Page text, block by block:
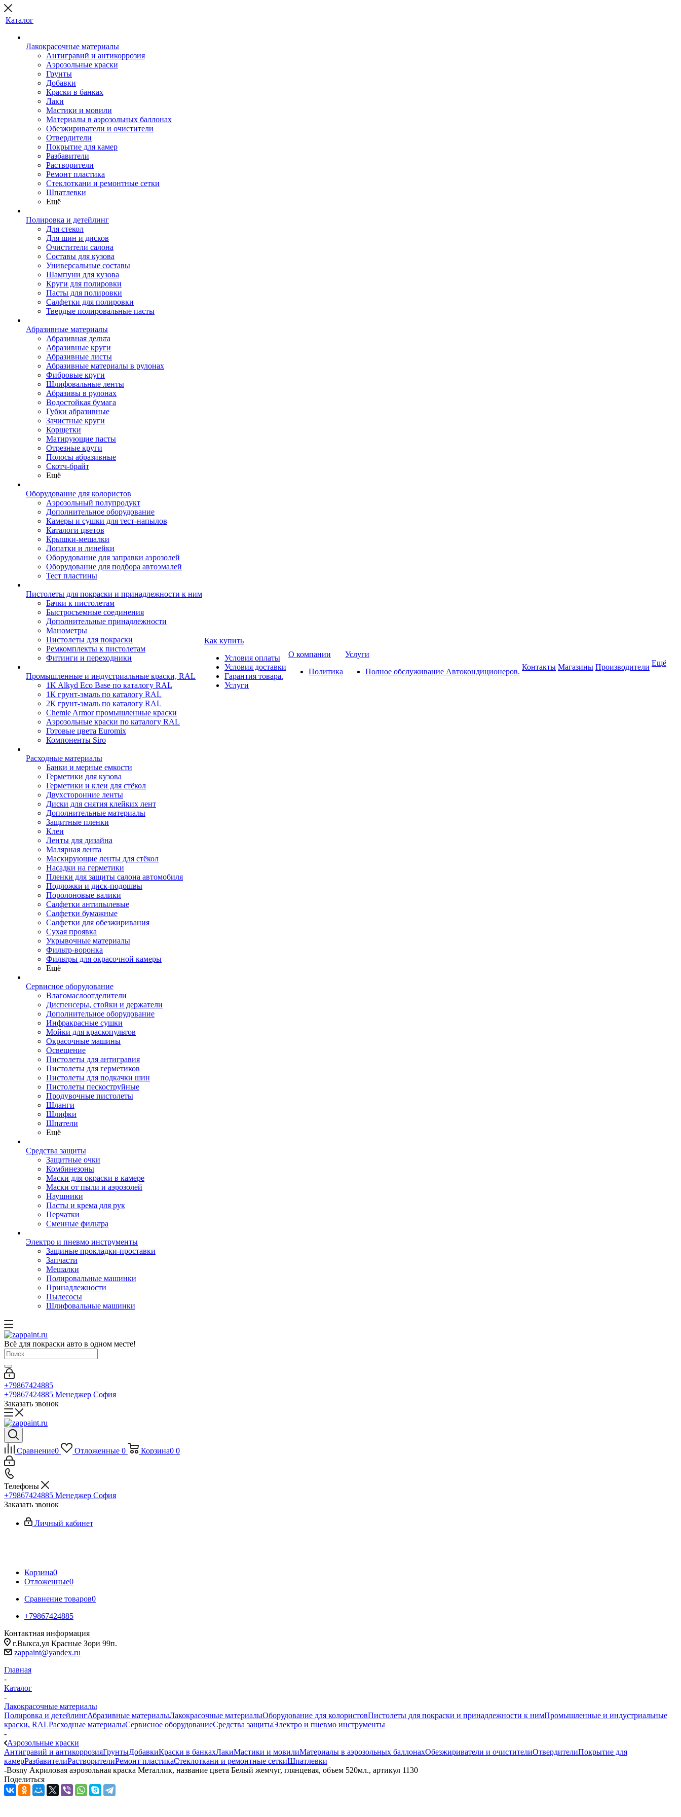
Каталог
Лакокрасочные материалы
Антигравий и антикоррозия
Аэрозольные краски
Грунты
Добавки
Краски в банках
Лаки
Мастики и мовили
Материалы в аэрозольных баллонах
Обезжириватели и очистители
Отвердители
Покрытие для камер
Разбавители
Растворители
Ремонт пластика
Стеклоткани и ремонтные сетки
Шпатлевки
Ещё
Полировка и детейлинг
Для стекол
Для шин и дисков
Очистители салона
Составы для кузова
Универсальные составы
Шампуни для кузова
Круги для полировки
Пасты для полировки
Салфетки для полировки
Твердые полировальные пасты
Абразивные материалы
Абразивная дельта
Абразивные круги
Абразивные листы
Абразивные материалы в рулонах
Фибровые круги
Шлифовальные ленты
Абразивы в рулонах
Водостойкая бумага
Губки абразивные
Зачистные круги
Корщетки
Матирующие пасты
Отрезные круги
Полосы абразивные
Скотч-брайт
Ещё
Оборудование для колористов
Аэрозольный полупродукт
Дополнительное оборудование
Камеры и сушки для тест-напылов
Каталоги цветов
Крышки-мешалки
Лопатки и линейки
Оборудование для заправки аэрозолей
Оборудование для подбора автоэмалей
Тест пластины
Пистолеты для покраски и принадлежности к ним
Бачки к пистолетам
Быстросъемные соединения
Дополнительные принадлежности
Манометры
Пистолеты для покраски
Ремкомплекты к пистолетам
Фитинги и переходники
Промышленные и индустриальные краски, RAL
1K Alkyd Eco Base по каталогу RAL
1К грунт-эмаль по каталогу RAL
2К грунт-эмаль по каталогу RAL
Chemie Armor промышленные краски
Аэрозольные краски по каталогу RAL
Готовые цвета Euromix
Компоненты Siro
Расходные материалы
Банки и мерные емкости
Герметики для кузова
Герметики и клеи для стёкол
Двухсторонние ленты
Диски для снятия клейких лент
Дополнительные материалы
Защитные пленки
Клеи
Ленты для дизайна
Малярная лента
Маскирующие ленты для стёкол
Насадки на герметики
Пленки для защиты салона автомобиля
Подложки и диск-подошвы
Поролоновые валики
Салфетки антипылевые
Салфетки бумажные
Салфетки для обезжиривания
Сухая проявка
Укрывочные материалы
Фильтр-воронка
Фильтры для окрасочной камеры
Ещё
Сервисное оборудование
Влагомаслоотделители
Диспенсеры, стойки и держатели
Дополнительное оборудование
Инфракрасные сушки
Мойки для краскопультов
Окрасочные машины
Освещение
Пистолеты для антигравия
Пистолеты для герметиков
Пистолеты для подкачки шин
Пистолеты пескоструйные
Продувочные пистолеты
Шланги
Шлифки
Шпатели
Ещё
Средства защиты
Защитные очки
Комбинезоны
Маски для окраски в камере
Маски от пыли и аэрозолей
Наушники
Пасты и крема для рук
Перчатки
Сменные фильтра
Электро и пневмо инструменты
Защиные прокладки-проставки
Запчасти
Мешалки
Полировальные машинки
Принадлежности
Пылесосы
Шлифовальные машинки
Как купить
Условия оплаты
Условия доставки
Гарантия товара.
Услуги
О компании
Политика
Услуги
Полное обслуживание Автокондиционеров.
Контакты Магазины Производители Ещё
Всё для покраски авто в одном месте!
+79867424885
+79867424885 Менеджер София
Заказать звонок
Сравнение0 Отложенные 0 Корзина0 0
Телефоны
+79867424885 Менеджер София
Заказать звонок
Личный кабинет
Корзина0
Отложенные0
Сравнение товаров0
+79867424885
Контактная информация
г.Выкса,ул Красные Зори 99п.
zappaint@yandex.ru
Главная
-
Каталог
-
Лакокрасочные материалы
Полировка и детейлингАбразивные материалыЛакокрасочные материалыОборудование для колористовПистолеты для покраски и принадлежности к нимПромышленные и индустриальные
краски, RALРасходные материалыСервисное оборудованиеСредства защитыЭлектро и пневмо инструменты
-
Аэрозольные краски
Антигравий и антикоррозияГрунтыДобавкиКраски в банкахЛакиМастики и мовилиМатериалы в аэрозольных баллонахОбезжириватели и очистителиОтвердителиПокрытие для
камерРазбавителиРастворителиРемонт пластикаСтеклоткани и ремонтные сеткиШпатлевки
-Bosny Акриловая аэрозольная краска Металлик, название цвета Белый жемчуг, глянцевая, объем 520мл., артикул 1130
Поделиться